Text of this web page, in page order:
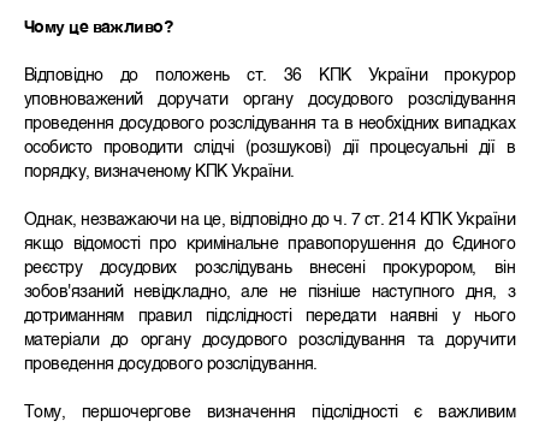
Чому це важливо?
Відповідно до положень ст. 36 КПК України прокурор
уповноважений доручати органу досудового розслідування
проведення досудового розслідування та в необхідних випадках
особисто проводити слідчі (розшукові) дії процесуальні дії в
порядку, визначеному КПК України.
Однак, незважаючи на це, відповідно до ч. 7 ст. 214 КПК України
якщо відомості про кримінальне правопорушення до Єдиного
реєстру досудових розслідувань внесені прокурором, він
зобов'язаний невідкладно, але не пізніше наступного дня, з
дотриманням правил підслідності передати наявні у нього
матеріали до органу досудового розслідування та доручити
проведення досудового розслідування.
Тому, першочергове визначення підслідності є важливим